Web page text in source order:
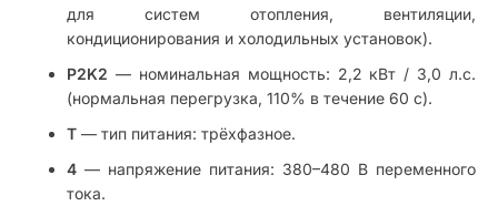
для систем отопления, вентиляции,
кондиционирования и холодильных установок).
P2K2 — номинальная мощность: 2,2 кВт / 3,0 л.с.
(нормальная перегрузка, 110% в течение 60 с).
T — тип питания: трёхфазное.
4 — напряжение питания: 380–480 В переменного
тока.